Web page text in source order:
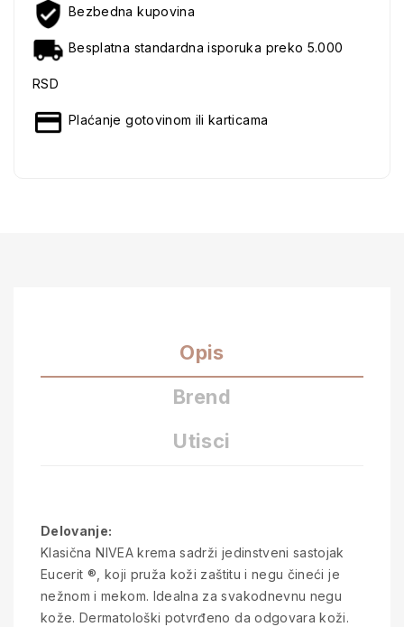
Bezbedna kupovina
Besplatna standardna isporuka preko 5.000
RSD
Plaćanje gotovinom ili karticama
Opis
Brend
Utisci
Delovanje:
Klasična NIVEA krema sadrži jedinstveni sastojak
Eucerit ®, koji pruža koži zaštitu i negu čineći je
nežnom i mekom. Idealna za svakodnevnu negu
kože. Dermatološki potvrđeno da odgovara koži.